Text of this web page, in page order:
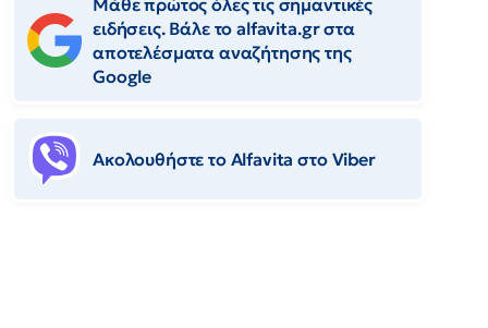
Μάθε πρώτος όλες τις σημαντικές
ειδήσεις. Βάλε το alfavita.gr στα
αποτελέσματα αναζήτησης της
Google
Ακολουθήστε το Αlfavita στο Viber